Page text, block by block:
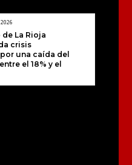
La Rioja
crisis
una caída del
el 18% y el